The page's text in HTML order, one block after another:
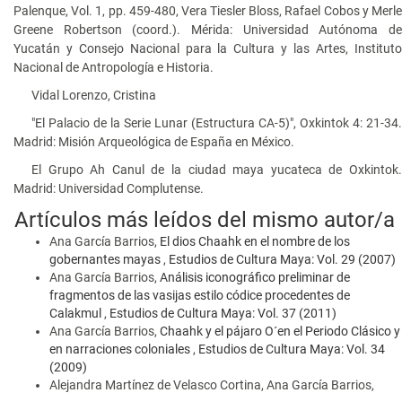
Palenque, Vol. 1, pp. 459-480, Vera Tiesler Bloss, Rafael Cobos y Merle
Greene Robertson (coord.). Mérida: Universidad Autónoma de
Yucatán y Consejo Nacional para la Cultura y las Artes, Instituto
Nacional de Antropología e Historia.
Vidal Lorenzo, Cristina
"El Palacio de la Serie Lunar (Estructura CA-5)", Oxkintok 4: 21-34.
Madrid: Misión Arqueológica de España en México.
El Grupo Ah Canul de la ciudad maya yucateca de Oxkintok.
Madrid: Universidad Complutense.
Artículos más leídos del mismo autor/a
Ana García Barrios, El dios Chaahk en el nombre de los
gobernantes mayas , Estudios de Cultura Maya: Vol. 29 (2007)
Ana García Barrios, Análisis iconográfico preliminar de
fragmentos de las vasijas estilo códice procedentes de
Calakmul , Estudios de Cultura Maya: Vol. 37 (2011)
Ana García Barrios, Chaahk y el pájaro O´en el Periodo Clásico y
en narraciones coloniales , Estudios de Cultura Maya: Vol. 34
(2009)
Alejandra Martínez de Velasco Cortina, Ana García Barrios,